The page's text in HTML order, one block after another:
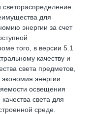
для
энергии за счет
того, в версии 5.1
качеству и
света предметов,
энергии
освещения
света для
среде.